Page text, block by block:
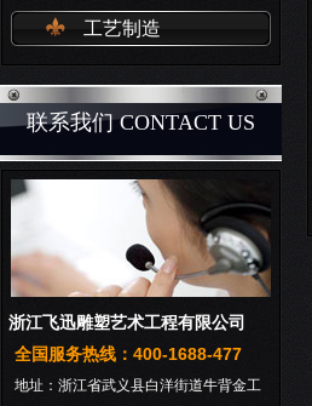
工艺制造
联系我们 CONTACT US
浙江飞迅雕塑艺术工程有限公司
全国服务热线：400-1688-477
地址：浙江省武义县白洋街道牛背金工